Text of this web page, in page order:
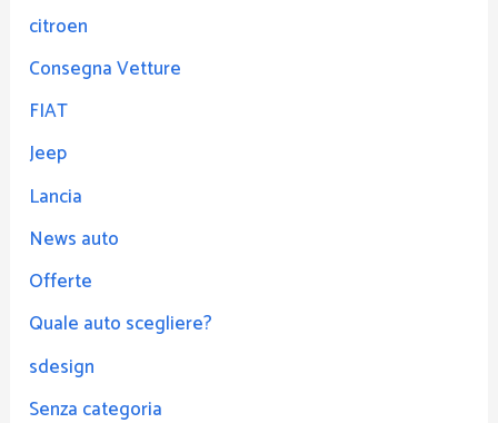
citroen
Consegna Vetture
FIAT
Jeep
Lancia
News auto
Offerte
Quale auto scegliere?
sdesign
Senza categoria